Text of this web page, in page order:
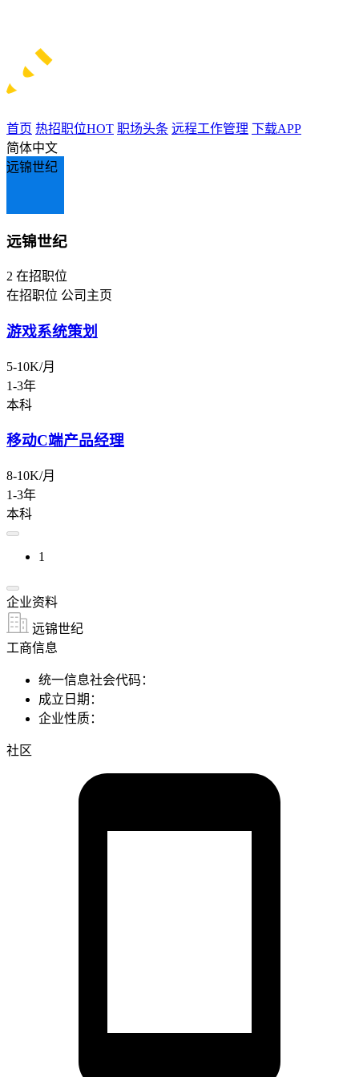
首页 热招职位HOT 职场头条 远程工作管理 下载APP
简体中文
远锦世纪
远锦世纪
2 在招职位
在招职位 公司主页
游戏系统策划
5-10K/月
1-3年
本科
移动C端产品经理
8-10K/月
1-3年
本科
1
企业资料
远锦世纪
工商信息
统一信息社会代码：
成立日期：
企业性质：
社区